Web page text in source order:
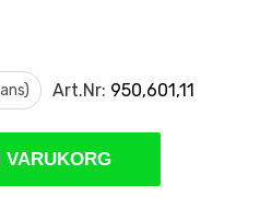
Art.Nr: 950,601,11
VARUKORG